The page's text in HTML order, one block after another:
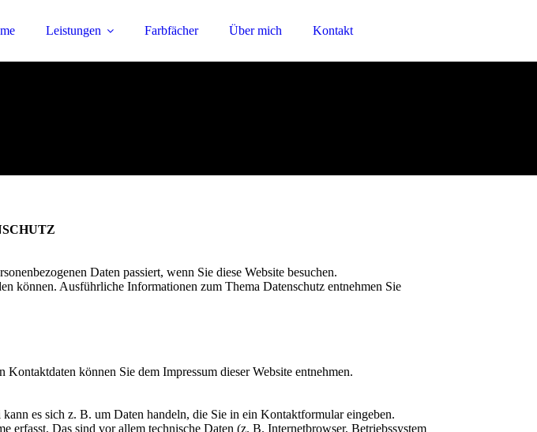
Leistungen Farbfächer Über mich Kontakt
Daten passiert, wenn Sie diese Website besuchen.
können. Ausführliche Informationen zum Thema Datenschutz entnehmen Sie
können Sie dem Impressum dieser Website entnehmen.
es sich z. B. um Daten handeln, die Sie in ein Kontaktformular eingeben.
erfasst. Das sind vor allem technische Daten (z. B. Internetbrowser, Betriebssystem